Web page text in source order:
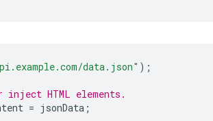
data.json" );
HTML elements.
= jsonData ;